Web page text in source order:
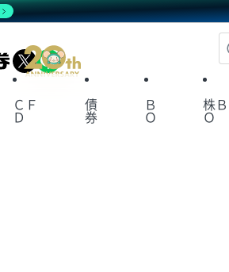
X
ＣＦ
Ｄ
債
券
Ｂ
Ｏ
株Ｂ
Ｏ